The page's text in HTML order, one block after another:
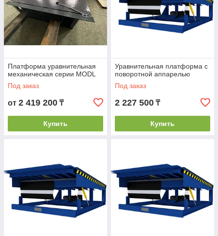
Платформа уравнительная
механическая серии MODL
Под заказ
от 2 419 200 ₸
Купить
Уравнительная платформа с
поворотной аппарелью
Под заказ
2 227 500 ₸
Купить